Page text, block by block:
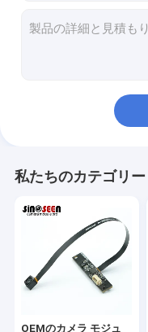
見積依頼
OEMのカメラ モジ
私たちのカテゴリー
OEMのカメラ モジュ